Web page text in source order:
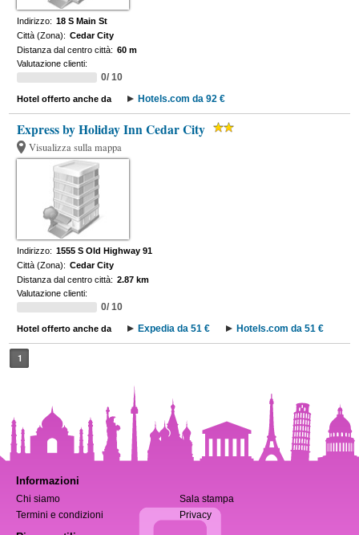
Indirizzo: 18 S Main St
Città (Zona): Cedar City
Distanza dal centro città: 60 m
Valutazione clienti:
0/ 10
Hotel offerto anche da Hotels.com da 92 €
Express by Holiday Inn Cedar City
Visualizza sulla mappa
Indirizzo: 1555 S Old Highway 91
Città (Zona): Cedar City
Distanza dal centro città: 2.87 km
Valutazione clienti:
0/ 10
Hotel offerto anche da Expedia da 51 € Hotels.com da 51 €
1
Informazioni
Chi siamo
Sala stampa
Termini e condizioni
Privacy